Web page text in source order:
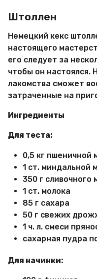
Штоллен
Немецкий кекс
настоящего
его следует за
чтобы он настоялся.
лакомства сможет
затраченные на
Ингредиенты
Для теста:
0,5 кг пшеничной
1 ст. миндальной
350 г сливочного
1 ст. молока
85 г сахара
50 г свежих
1 ч. л. смеси
сахарная пудра
Для начинки: